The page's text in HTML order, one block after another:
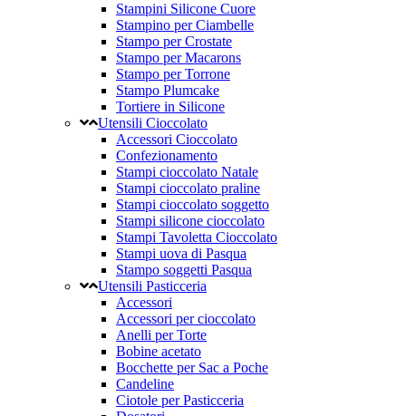
Stampini Silicone Cuore
Stampino per Ciambelle
Stampo per Crostate
Stampo per Macarons
Stampo per Torrone
Stampo Plumcake
Tortiere in Silicone
Utensili Cioccolato
Accessori Cioccolato
Confezionamento
Stampi cioccolato Natale
Stampi cioccolato praline
Stampi cioccolato soggetto
Stampi silicone cioccolato
Stampi Tavoletta Cioccolato
Stampi uova di Pasqua
Stampo soggetti Pasqua
Utensili Pasticceria
Accessori
Accessori per cioccolato
Anelli per Torte
Bobine acetato
Bocchette per Sac a Poche
Candeline
Ciotole per Pasticceria